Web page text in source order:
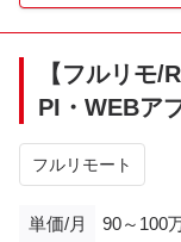
ジメント、プロダ
【備考】
・アダルトコンテ
・自己PC（OS指
【フルリモ
PI・WEBア
フルリモート
単価/月 90～100